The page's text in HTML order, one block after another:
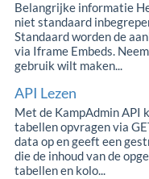
Belangrijke informatie
niet standaard
Standaard worden de
via Iframe Embeds.
gebruik wilt maken...
API Lezen
Met de KampAdmin API
tabellen opvragen via
data op en geeft een
die de inhoud van de
tabellen en kolo...